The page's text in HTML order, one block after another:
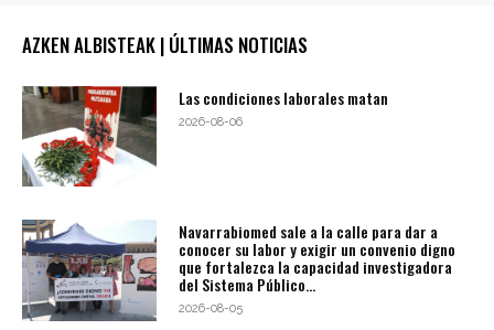
AZKEN ALBISTEAK | ÚLTIMAS NOTICIAS
Las condiciones laborales matan
2026-08-06
Navarrabiomed sale a la calle para dar a
conocer su labor y exigir un convenio digno
que fortalezca la capacidad investigadora
del Sistema Público...
2026-08-05